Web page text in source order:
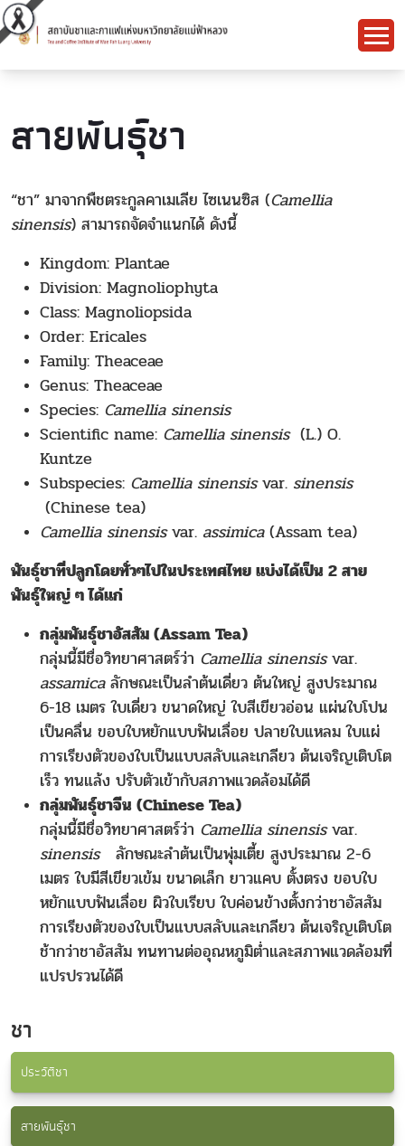
สายพันธุ์ชา
“ชา” มาจากพืชตระกูลคาเมเลีย ไซเนนซิส (Camellia
sinensis) สามารถจัดจำแนกได้ ดังนี้
Kingdom: Plantae
Division: Magnoliophyta
Class: Magnoliopsida
Order: Ericales
Family: Theaceae
Genus: Theaceae
Species: Camellia sinensis
Scientific name: Camellia sinensis(L.) O.
Kuntze
Subspecies: Camellia sinensisvar. sinensis
(Chinese tea)
Camellia sinensisvar. assimica(Assam tea)
พันธุ์ชาที่ปลูกโดยทั่วๆไปในประเทศไทย แบ่งได้เป็น 2 สาย
พันธุ์ใหญ่ ๆ ได้แก่
กลุ่มพันธุ์ชาอัสสัม (Assam Tea)
กลุ่มนี้มีชื่อวิทยาศาสตร์ว่า Camellia sinensisvar.
assamicaลักษณะเป็นลำต้นเดี่ยว ต้นใหญ่ สูงประมาณ
6-18 เมตร ใบเดี่ยว ขนาดใหญ่ ใบสีเขียวอ่อน แผ่นใบโปน
เป็นคลื่น ขอบใบหยักแบบฟันเลื่อย ปลายใบแหลม ใบแผ่
การเรียงตัวของใบเป็นแบบสลับและเกลียว ต้นเจริญเติบโต
เร็ว ทนแล้ง ปรับตัวเข้ากับสภาพแวดล้อมได้ดี
กลุ่มพันธุ์ชาจีน (Chinese Tea)
กลุ่มนี้มีชื่อวิทยาศาสตร์ว่า Camellia sinensisvar.
sinensisลักษณะลำต้นเป็นพุ่มเตี้ย สูงประมาณ 2-6
เมตร ใบมีสีเขียวเข้ม ขนาดเล็ก ยาวแคบ ตั้งตรง ขอบใบ
หยักแบบฟันเลื่อย ผิวใบเรียบ ใบค่อนข้างตั้งกว่าชาอัสสัม
การเรียงตัวของใบเป็นแบบสลับและเกลียว ต้นเจริญเติบโต
ช้ากว่าชาอัสสัม ทนทานต่ออุณหภูมิต่ำและสภาพแวดล้อมที่
แปรปรวนได้ดี
ชา
ประวัติชา
สายพันธุ์ชา